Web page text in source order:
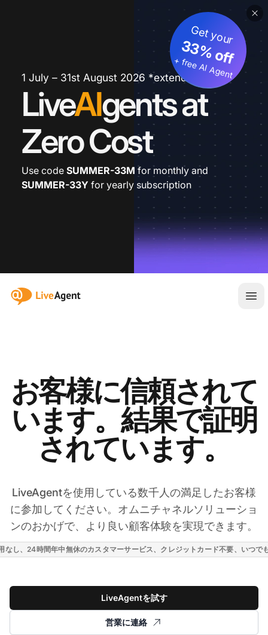
1 July – 31st August 2026 *extended
LiveAIgents at
Zero Cost
Get your
33% off
+ free AI Agent
Use code SUMMER-33M for monthly and
SUMMER-33Y for yearly subscription
:site.title
メ
お客様に信頼されて
います。結果で証明
されています。
LiveAgentを使用している数千人の満足したお客様
に参加してください。オムニチャネルソリューショ
ンのおかげで、より良い顧客体験を実現できます。
なし、24時間年中無休のカスタマーサービス、クレジットカード不要、いつで
LiveAgentを試す
営業に連絡